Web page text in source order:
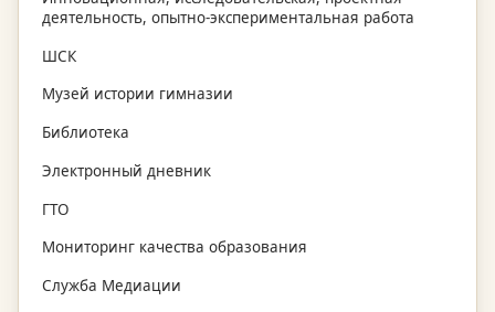
деятельность, опытно-экспериментальная работа
ШСК
Музей истории гимназии
Библиотека
Электронный дневник
ГТО
Мониторинг качества образования
Служба Медиации